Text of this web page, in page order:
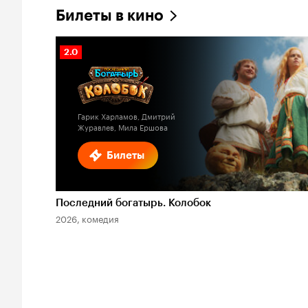
Билеты в кино
Билеты
Рейтинг
Кинопоиска
2.0
Гарик Харламов, Дмитрий
Журавлев, Мила Ершова
Последний богатырь. Колобок
2026, комедия